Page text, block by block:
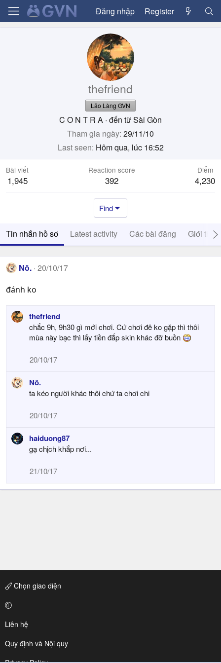
Đăng nhập Register
thefriend
Lão Làng GVN
C O N T R A · đến từSài Gòn
Tham gia ngày 29/11/10
Last seen Hôm qua, lúc 16:52
Bài viết
1,945
Reaction score
392
Điểm
4,230
Find
Tin nhắn hồ sơ Latest activity Các bài đăng Giới thiệu
Nô. 20/10/17
đánh ko
thefriend
chắc 9h, 9h30 gì mới chơi. Cứ chơi đê ko gặp thì thôi
mùa này bạc thì lấy tiền đắp skin khác đỡ buồn
20/10/17
Nô.
ta kéo người khác thôi chứ ta chơi chi
20/10/17
haiduong87
gạ chịch khắp nơi...
21/10/17
Chọn giao diện
Liên hệ
Quy định và Nội quy